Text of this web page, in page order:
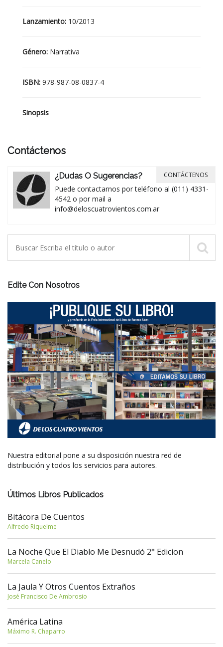
Lanzamiento: 10/2013
Género: Narrativa
ISBN: 978-987-08-0837-4
Sinopsis
Contáctenos
¿Dudas O Sugerencias?
Puede contactarnos por teléfono al (011) 4331-
4542 o por mail a
info@deloscuatrovientos.com.ar
CONTÁCTENOS
Edite Con Nosotros
Nuestra editorial pone a su disposición nuestra red de
distribución y todos los servicios para autores.
Últimos Libros Publicados
Bitácora De Cuentos
Alfredo Riquelme
La Noche Que El Diablo Me Desnudó 2° Edicion
Marcela Canelo
La Jaula Y Otros Cuentos Extraños
José Francisco De Ambrosio
América Latina
Máximo R. Chaparro